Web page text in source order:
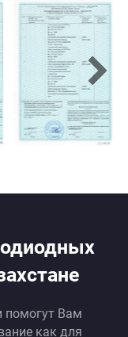
помогут Вам
как для